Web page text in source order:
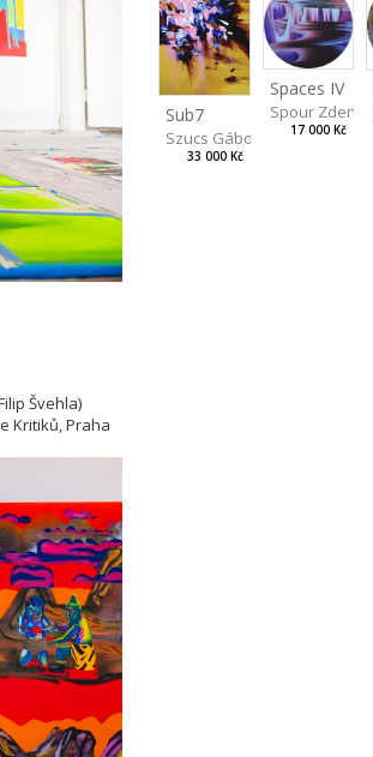
Švehla)
Kritiků, Praha
Sub7
Szucs Gábor
33 000 Kč
Spaces IV
Spour Zdeněk
17 000 Kč